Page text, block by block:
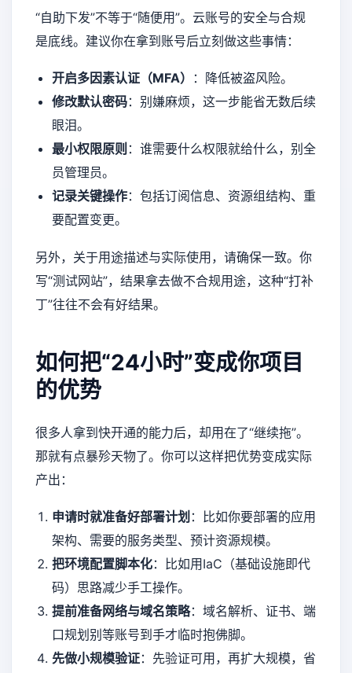
“自助下发”不等于“随便用”。云账号的安全与合规
是底线。建议你在拿到账号后立刻做这些事情：
开启多因素认证（MFA）
：降低被盗风险。
修改默认密码：别嫌麻烦，这一步能省无数后续
眼泪。
最小权限原则 ：谁需要什么权限就给什么，别全
员管理员。
记录关键操作：包括订阅信息、资源组结构、重
要配置变更。
另外，关于用途描述与实际使用，请确保一致。你
写“测试网站”，结果拿去做不合规用途，这种“打补
丁”往往不会有好结果。
如何把“24小时”变成你项目
的优势
很多人拿到快开通的能力后，却用在了“继续拖”。
那就有点暴殄天物了。你可以这样把优势变成实际
产出：
申请时就准备好部署计划 ：比如你要部署的应用
架构、需要的服务类型、预计资源规模。
把环境配置脚本化：比如用IaC（基础设施即代
码）思路减少手工操作。
提前准备网络与域名策略：域名解析、证书、端
口规划别等账号到手才临时抱佛脚。
先做小规模验证：先验证可用，再扩大规模，省